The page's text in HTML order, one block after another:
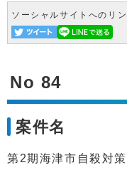
ソーシャルサイトへのリ
No 84
案件名
第2期海津市自殺対策